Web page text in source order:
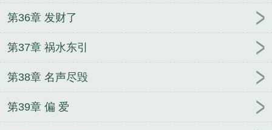
第36章 发财了
第37章 祸水东引
第38章 名声尽毁
第39章 偏 爱